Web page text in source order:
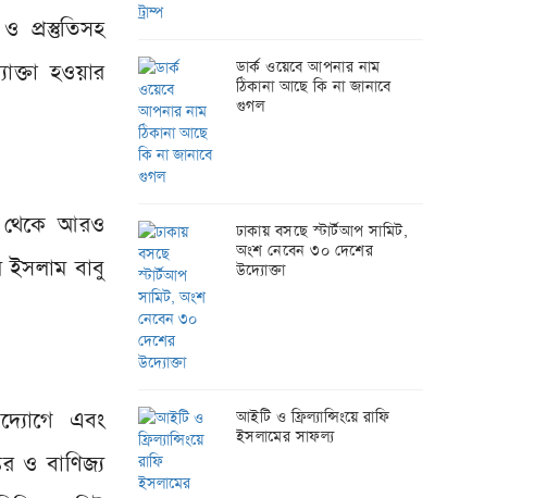
প্রস্তুতিসহ
হওয়ার
থেকে আরও
বাবু
এবং
ও বাণিজ্য
ডার্ক ওয়েবে আপনার নাম
ঠিকানা আছে কি না জানাবে
গুগল
ঢাকায় বসছে স্টার্টআপ সামিট,
অংশ নেবেন ৩০ দেশের
উদ্যোক্তা
আইটি ও ফ্রিল্যান্সিংয়ে রাফি
ইসলামের সাফল্য